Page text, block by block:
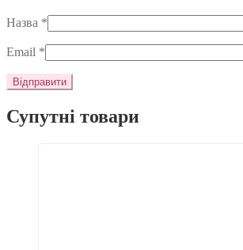
Назва *
Email *
Супутні товари